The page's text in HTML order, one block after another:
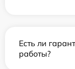
Есть ли
работы?